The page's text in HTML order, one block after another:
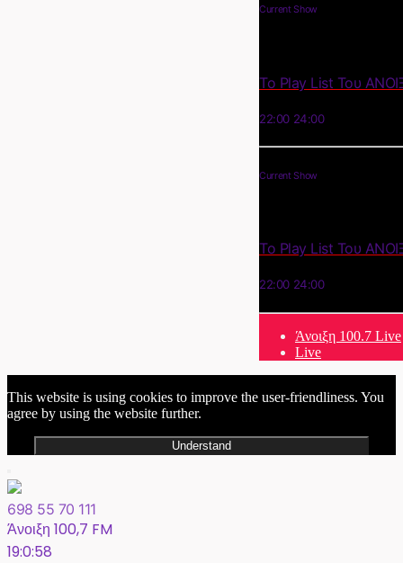
Current Show
Το Play List Του
22:00 24:00
Current Show
Το Play List Του
22:00 24:00
Άνοιξη 100.7 Live
Live
This website is using cookies to improve the user-friendliness. You
agree by using the website further.
Understand
698 55 70 111
Άνοιξη 100,7 FM
19:0:58